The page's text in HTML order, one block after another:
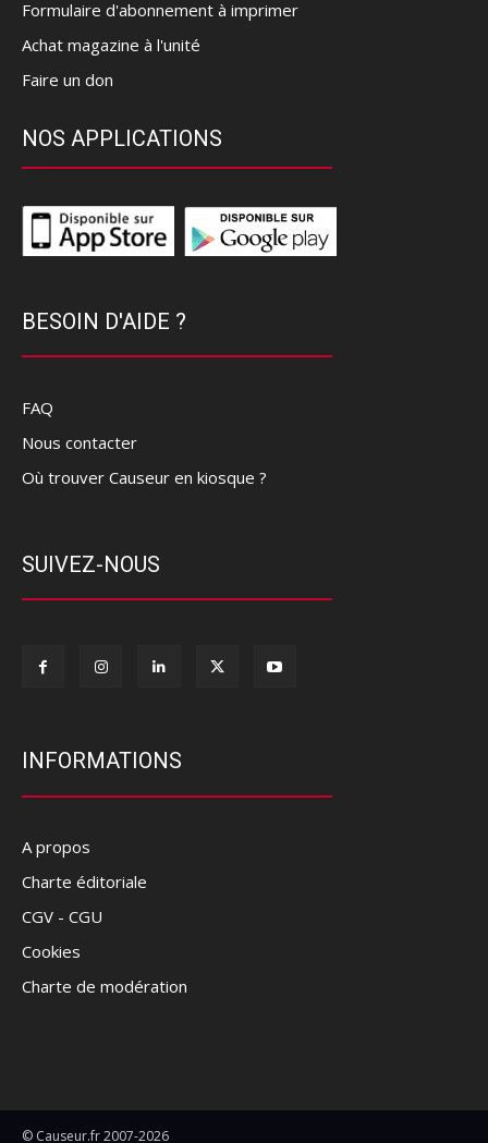
Formulaire d'abonnement à imprimer
Achat magazine à l'unité
Faire un don
NOS APPLICATIONS
BESOIN D'AIDE ?
FAQ
Nous contacter
Où trouver Causeur en kiosque ?
SUIVEZ-NOUS
INFORMATIONS
A propos
Charte éditoriale
CGV - CGU
Cookies
Charte de modération
© Causeur.fr 2007-2026